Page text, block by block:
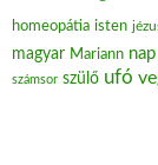
homeopátia isten
magyar Mariann nap
számsor szülő ufó